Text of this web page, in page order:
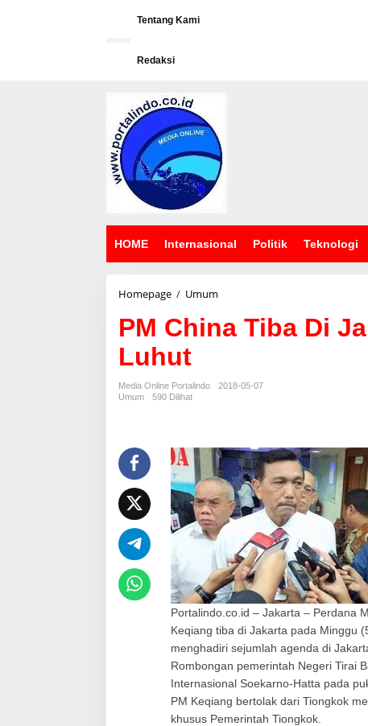
Tentang Kami
Redaksi
HOME Internasional Politik Teknologi
Homepage / Umum
C
h
a
D
i
J
a
k
a
a
,
D
i
s
a
m
b
u
t
M
PM China Tiba Di
Luhut
Media Online Portalindo
2018-05-07
Umum
590 Dilihat
Portalindo.co.id – Jakarta – Perdana
Keqiang tiba di Jakarta pada Minggu
menghadiri sejumlah agenda di
Rombongan pemerintah Negeri Tirai
Internasional Soekarno-Hatta pada
PM Keqiang bertolak dari Tiongkok
khusus Pemerintah Tiongkok.